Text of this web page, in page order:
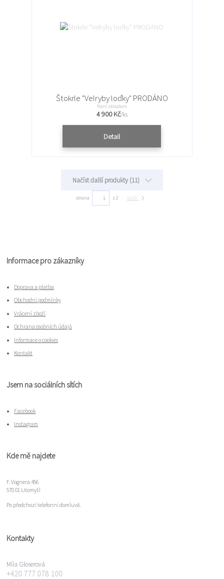
Štokrle "Velryby loďky" PRODÁNO
4 900 Kč/ks
Není skladem
Detail
Načíst další produkty (11)
strana z 2 další
Informace pro zákazníky
Doprava a platba
Obchodní podmínky
Vrácení zboží
Ochrana osobních údajů
Informace o cookies
Kontakt
Jsem na sociálních sítích
Facebook
Instagram
Kde mě najdete
F. Vognera 456
570 01 Litomyšl
Po předchozí telefonní domluvě.
Kontakty
Míla Gloserová
+420 777 078 100